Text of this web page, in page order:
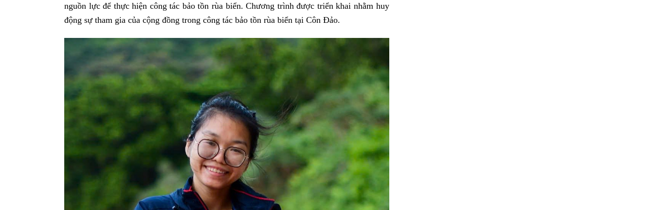
nguồn lực để thực hiện công tác bảo tồn rùa biển. Chương trình được triển khai nhằm huy
động sự tham gia của cộng đồng trong công tác bảo tồn rùa biển tại Côn Đảo.